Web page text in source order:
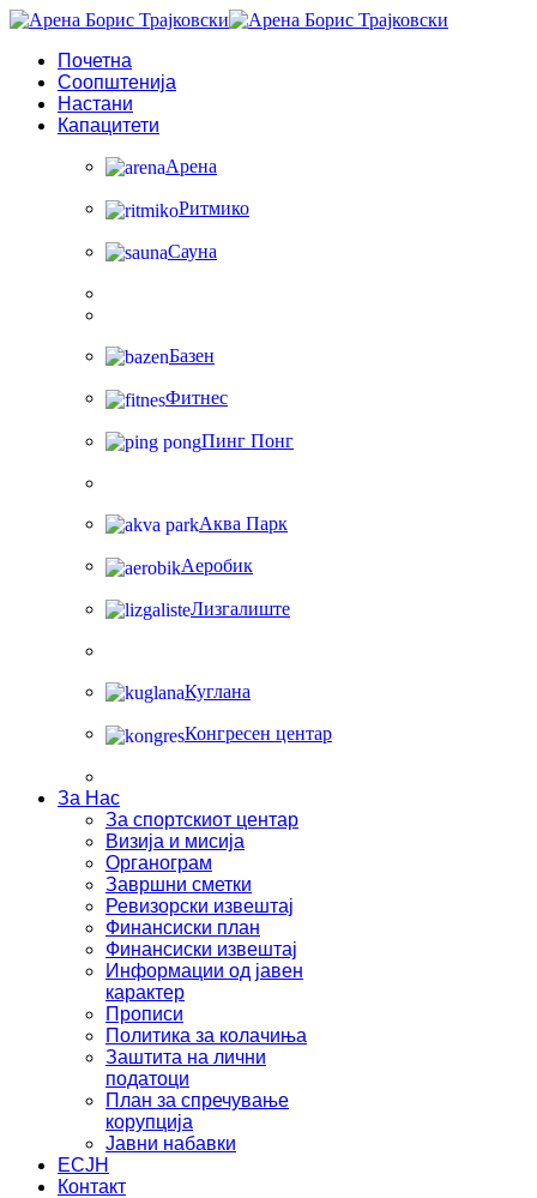
Почетна
Соопштенија
Настани
Капацитети
Арена
Ритмико
Сауна
Базен
Фитнес
Пинг Понг
Аква Парк
Аеробик
Лизгалиште
Куглана
Конгресен центар
За Нас
За спортскиот центар
Визија и мисија
Органограм
Завршни сметки
Ревизорски извештај
Финансиски план
Финансиски извештај
Информации од јавен
карактер
Прописи
Политика за колачиња
Заштита на лични
податоци
План за спречување
корупција
Јавни набавки
ЕСЈН
Контакт